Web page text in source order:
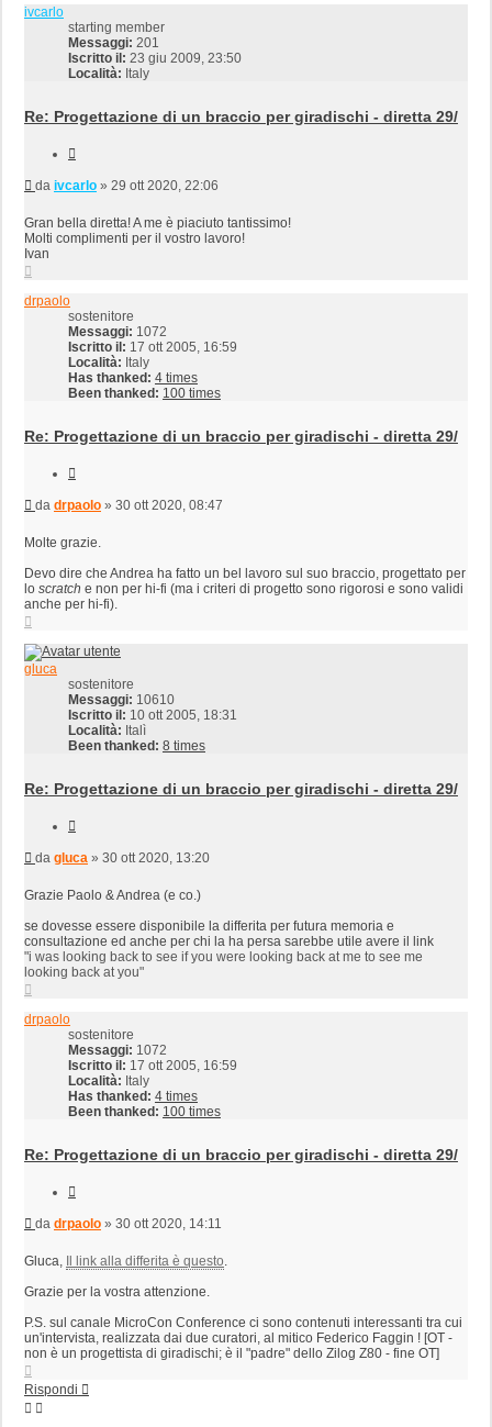
ivcarlo
starting member
Messaggi: 201
Iscritto il: 23 giu 2009, 23:50
Località: Italy
Re: Progettazione di un braccio per giradischi - diretta 29/
Messaggio
da ivcarlo » 29 ott 2020, 22:06
Gran bella diretta! A me è piaciuto tantissimo!
Molti complimenti per il vostro lavoro!
Ivan
drpaolo
sostenitore
Messaggi: 1072
Iscritto il: 17 ott 2005, 16:59
Località: Italy
Has thanked: 4 times
Been thanked: 100 times
Re: Progettazione di un braccio per giradischi - diretta 29/
Messaggio
da drpaolo » 30 ott 2020, 08:47
Molte grazie.
Devo dire che Andrea ha fatto un bel lavoro sul suo braccio, progettato per
lo scratch e non per hi-fi (ma i criteri di progetto sono rigorosi e sono validi
anche per hi-fi).
gluca
sostenitore
Messaggi: 10610
Iscritto il: 10 ott 2005, 18:31
Località: Italì
Been thanked: 8 times
Re: Progettazione di un braccio per giradischi - diretta 29/
Messaggio
da gluca » 30 ott 2020, 13:20
Grazie Paolo & Andrea (e co.)
se dovesse essere disponibile la differita per futura memoria e
consultazione ed anche per chi la ha persa sarebbe utile avere il link
"i was looking back to see if you were looking back at me to see me
looking back at you"
drpaolo
sostenitore
Messaggi: 1072
Iscritto il: 17 ott 2005, 16:59
Località: Italy
Has thanked: 4 times
Been thanked: 100 times
Re: Progettazione di un braccio per giradischi - diretta 29/
Messaggio
da drpaolo » 30 ott 2020, 14:11
Gluca, Il link alla differita è questo
Grazie per la vostra attenzione.
P.S. sul canale MicroCon Conference ci sono contenuti interessanti tra cui
un'intervista, realizzata dai due curatori, al mitico Federico Faggin ! [OT -
non è un progettista di giradischi; è il "padre" dello Zilog Z80 - fine OT]
Rispondi